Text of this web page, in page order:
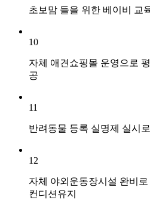
초보맘 들을 위한 베이비 교
10
자체 애견쇼핑몰 운영으로
공
11
반려동물 등록 실명제 실시
12
자체 야외운동장시설 완비
컨디션유지